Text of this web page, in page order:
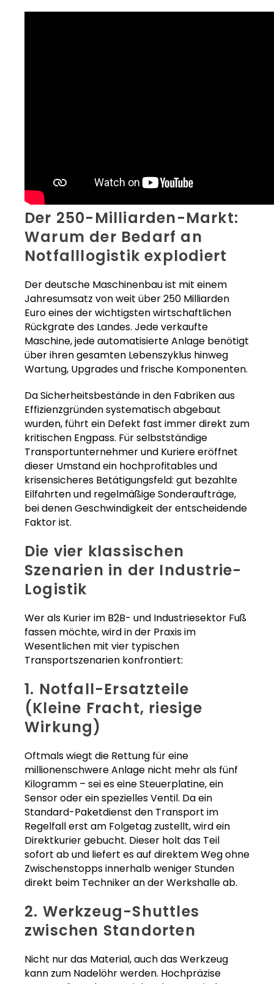
Der 250-Milliarden-Markt:
Warum der Bedarf an
Notfalllogistik explodiert
Der deutsche Maschinenbau ist mit einem
Jahresumsatz von weit über 250 Milliarden
Euro eines der wichtigsten wirtschaftlichen
Rückgrate des Landes. Jede verkaufte
Maschine, jede automatisierte Anlage benötigt
über ihren gesamten Lebenszyklus hinweg
Wartung, Upgrades und frische Komponenten.
Da Sicherheitsbestände in den Fabriken aus
Effizienzgründen systematisch abgebaut
wurden, führt ein Defekt fast immer direkt zum
kritischen Engpass. Für selbstständige
Transportunternehmer und Kuriere eröffnet
dieser Umstand ein hochprofitables und
krisensicheres Betätigungsfeld: gut bezahlte
Eilfahrten und regelmäßige Sonderaufträge,
bei denen Geschwindigkeit der entscheidende
Faktor ist.
Die vier klassischen
Szenarien in der Industrie-
Logistik
Wer als Kurier im B2B- und Industriesektor Fuß
fassen möchte, wird in der Praxis im
Wesentlichen mit vier typischen
Transportszenarien konfrontiert:
1. Notfall-Ersatzteile
(Kleine Fracht, riesige
Wirkung)
Oftmals wiegt die Rettung für eine
millionenschwere Anlage nicht mehr als fünf
Kilogramm – sei es eine Steuerplatine, ein
Sensor oder ein spezielles Ventil. Da ein
Standard-Paketdienst den Transport im
Regelfall erst am Folgetag zustellt, wird ein
Direktkurier gebucht. Dieser holt das Teil
sofort ab und liefert es auf direktem Weg ohne
Zwischenstopps innerhalb weniger Stunden
direkt beim Techniker an der Werkshalle ab.
2. Werkzeug-Shuttles
zwischen Standorten
Nicht nur das Material, auch das Werkzeug
kann zum Nadelöhr werden. Hochpräzise